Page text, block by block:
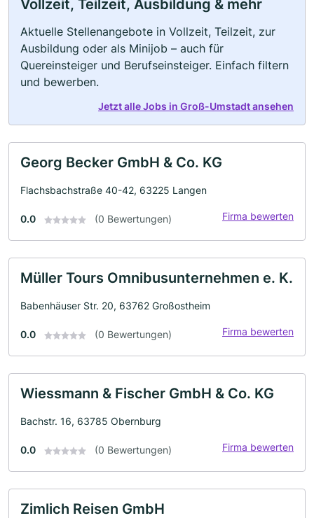
Vollzeit, Teilzeit, Ausbildung & mehr
Aktuelle Stellenangebote in Vollzeit, Teilzeit, zur
Ausbildung oder als Minijob – auch für
Quereinsteiger und Berufseinsteiger. Einfach filtern
und bewerben.
Jetzt alle Jobs in Groß-Umstadt ansehen
Georg Becker GmbH & Co. KG
Flachsbachstraße 40-42, 63225 Langen
0.0 (0 Bewertungen) Firma bewerten
Müller Tours Omnibusunternehmen e. K.
Babenhäuser Str. 20, 63762 Großostheim
0.0 (0 Bewertungen) Firma bewerten
Wiessmann & Fischer GmbH & Co. KG
Bachstr. 16, 63785 Obernburg
0.0 (0 Bewertungen) Firma bewerten
Zimlich Reisen GmbH